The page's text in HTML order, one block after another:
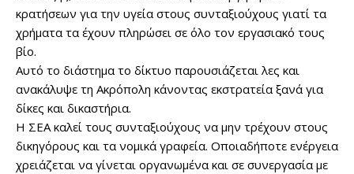
κρατήσεων για την υγεία στους συνταξιούχους γιατί τα
χρήματα τα έχουν πληρώσει σε όλο τον εργασιακό τους
βίο.
Αυτό το διάστημα το δίκτυο παρουσιάζεται λες και
ανακάλυψε τη Ακρόπολη κάνοντας εκστρατεία ξανά για
δίκες και δικαστήρια.
Η ΣΕΑ καλεί τους συνταξιούχους να μην τρέχουν στους
δικηγόρους και τα νομικά γραφεία. Οποιαδήποτε ενέργεια
χρειάζεται να γίνεται οργανωμένα και σε συνεργασία με